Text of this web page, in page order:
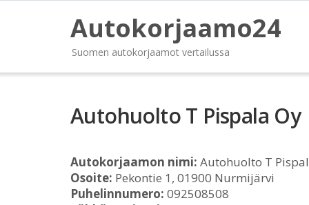
Autokorjaamo24
Suomen autokorjaamot vertailussa
Autohuolto T Pispala Oy
Autokorjaamon nimi: Autohuolto T
Osoite: Pekontie 1, 01900 Nurmijärvi
Puhelinnumero: 092508508